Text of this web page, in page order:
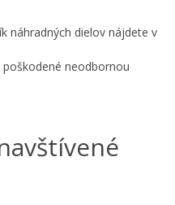
náhradných dielov nájdete v
neodbornou